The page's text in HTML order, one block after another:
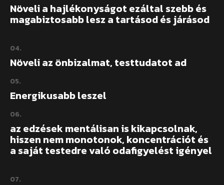
Növeli a hajlékonyságot ezáltal szebb és
magabiztosabb lesz a tartásod és járásod
04.
Növeli az önbizalmat, testtudatot ad
05.
Energikusabb leszel
06.
az edzések mentálisan is kikapcsolnak,
hiszen nem monotonok, koncentrációt és
a saját testedre való odafigyelést igényel
07.